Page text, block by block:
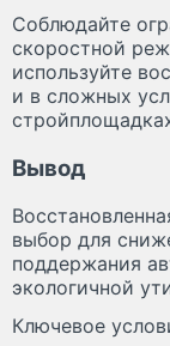
Соблюдайте
скоростной
используйте
и в сложных
Вывод
выбор для
поддержания
экологичной
Ключевое